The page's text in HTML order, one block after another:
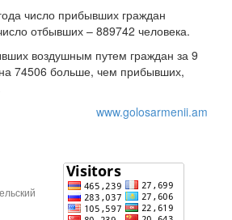
число прибывших граждан
отбывших – 889742 человека.
воздушным путем граждан за 9
74506 больше, чем прибывших,
www.golosarmenii.am